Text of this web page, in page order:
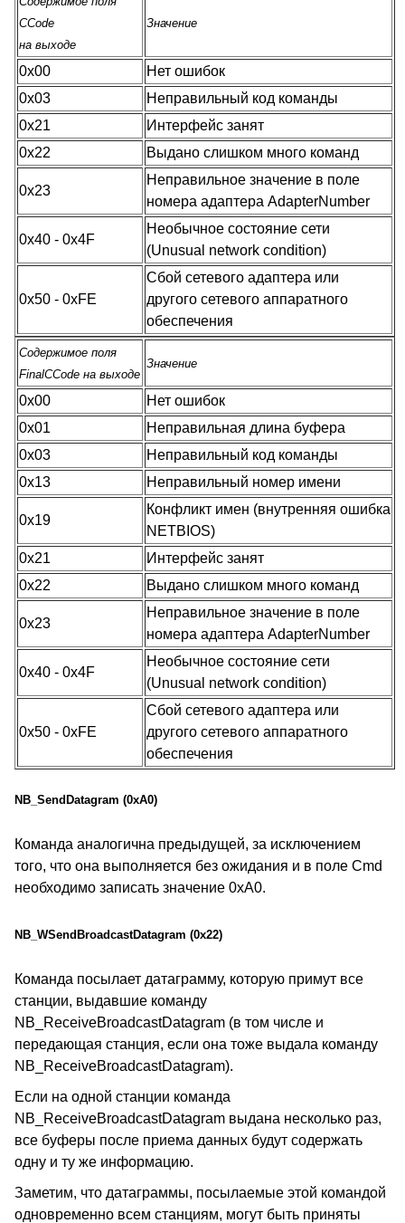
CCode
на выходе
Значение
0x00
Нет ошибок
0x03
Неправильный код команды
0x21
Интерфейс занят
0x22
Выдано слишком много команд
0x23
Неправильное значение в поле
номера адаптера AdapterNumber
0x40 - 0x4F
Необычное состояние сети
(Unusual network condition)
0x50 - 0xFE
Сбой сетевого адаптера или
другого сетевого аппаратного
обеспечения
Содержимое поля
FinalCCode на выходе
Значение
0x00
Нет ошибок
0x01
Неправильная длина буфера
0x03
Неправильный код команды
0x13
Неправильный номер имени
0x19
Конфликт имен (внутренняя ошибка
NETBIOS)
0x21
Интерфейс занят
0x22
Выдано слишком много команд
0x23
Неправильное значение в поле
номера адаптера AdapterNumber
0x40 - 0x4F
Необычное состояние сети
(Unusual network condition)
0x50 - 0xFE
Сбой сетевого адаптера или
другого сетевого аппаратного
обеспечения
NB_SendDatagram (0xA0)
Команда аналогична предыдущей, за исключением
того, что она выполняется без ожидания и в поле Cmd
необходимо записать значение 0xA0.
NB_WSendBroadcastDatagram (0x22)
Команда посылает датаграмму, которую примут все
станции, выдавшие команду
NB_ReceiveBroadcastDatagram (в том числе и
передающая станция, если она тоже выдала команду
NB_ReceiveBroadcastDatagram).
Если на одной станции команда
NB_ReceiveBroadcastDatagram выдана несколько раз,
все буферы после приема данных будут содержать
одну и ту же информацию.
Заметим, что датаграммы, посылаемые этой командой
одновременно всем станциям, могут быть приняты